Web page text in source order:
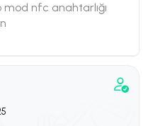
nfc anahtarlığı